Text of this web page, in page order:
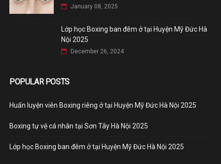
January 08, 2025
Lớp học Boxing ban đêm ở tại Huyện Mỹ Đức Hà
Nội 2025
December 26, 2024
POPULAR POSTS
Huấn luyện viên Boxing riêng ở tại Huyện Mỹ Đức Hà Nội 2025
Boxing tự vệ cá nhân tại Sơn Tây Hà Nội 2025
Lớp học Boxing ban đêm ở tại Huyện Mỹ Đức Hà Nội 2025